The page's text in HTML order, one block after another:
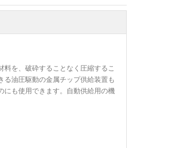
を、破砕することなく圧縮するこ
る油圧駆動の金属チップ供給装置も
にも使用できます。自動供給用の機